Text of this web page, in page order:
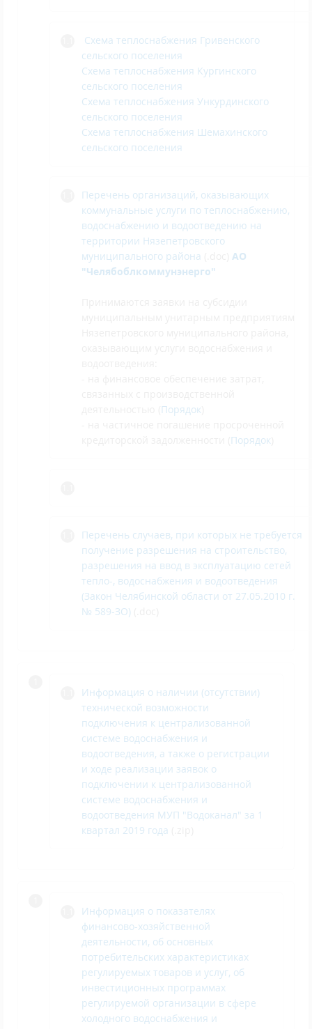
Схема теплоснабжения Гривенского
сельского поселения
Схема теплоснабжения Кургинского
сельского поселения
Схема теплоснабжения Ункурдинского
сельского поселения
Схема теплоснабжения Шемахинского
сельского поселения
Перечень организаций, оказывающих
коммунальные услуги по теплоснабжению,
водоснабжению и водоотведению на
территории Нязепетровского
муниципального района
АО
"Челябоблкоммунэнерго"
Порядок
Порядок
Перечень случаев, при которых не требуется
получение разрешения на строительство,
разрешения на ввод в эксплуатацию сетей
тепло-, водоснабжения и водоотведения
(Закон Челябинской области от 27.05.2010 г.
№ 589-ЗО)
Информация о наличии (отсутствии)
технической возможности
подключения к централизованной
системе водоснабжения и
водоотведения, а также о регистрации
и ходе реализации заявок о
подключении к централизованной
системе водоснабжения и
водоотведения МУП "Водоканал" за 1
квартал 2019 года
Информация о показателях
финансово-хозяйственной
деятельности, об основных
потребительских характеристиках
регулируемых товаров и услуг, об
инвестиционных программах
регулируемой организации в сфере
холодного водоснабжения и